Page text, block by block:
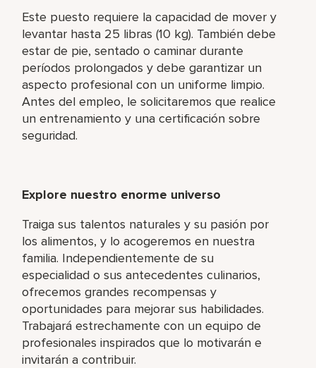
Este puesto requiere la capacidad de mover y
levantar hasta 25 libras (10 kg). También debe
estar de pie, sentado o caminar durante
períodos prolongados y debe garantizar un
aspecto profesional con un uniforme limpio.
Antes del empleo, le solicitaremos que realice
un entrenamiento y una certificación sobre
seguridad.
Explore nuestro enorme universo
Traiga sus talentos naturales y su pasión por
los alimentos, y lo acogeremos en nuestra
familia. Independientemente de su
especialidad o sus antecedentes culinarios,
ofrecemos grandes recompensas y
oportunidades para mejorar sus habilidades.
Trabajará estrechamente con un equipo de
profesionales inspirados que lo motivarán e
invitarán a contribuir.